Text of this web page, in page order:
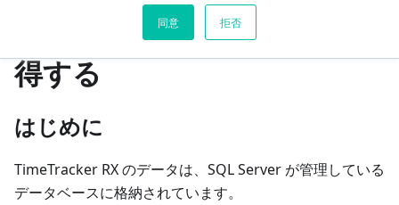
同意 拒否
データベースから情報を取
得する
はじめに
TimeTracker RX のデータは、SQL Server が管理している
データベースに格納されています。